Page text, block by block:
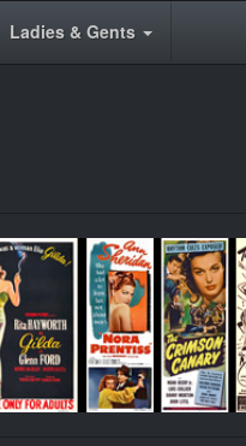
Ladies & Gents